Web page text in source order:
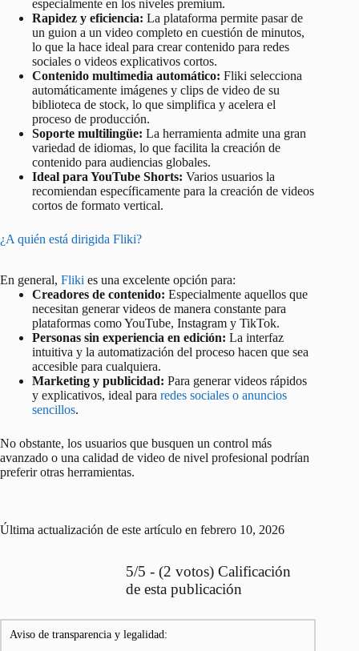
especialmente en los niveles premium.
Rapidez y eficiencia: La plataforma permite pasar de
un guion a un video completo en cuestión de minutos,
lo que la hace ideal para crear contenido para redes
sociales o videos explicativos cortos.
Contenido multimedia automático: Fliki selecciona
automáticamente imágenes y clips de video de su
biblioteca de stock, lo que simplifica y acelera el
proceso de producción.
Soporte multilingüe: La herramienta admite una gran
variedad de idiomas, lo que facilita la creación de
contenido para audiencias globales.
Ideal para YouTube Shorts: Varios usuarios la
recomiendan específicamente para la creación de videos
cortos de formato vertical.
¿A quién está dirigida Fliki?
En general, Fliki es una excelente opción para:
Creadores de contenido: Especialmente aquellos que
necesitan generar videos de manera constante para
plataformas como YouTube, Instagram y TikTok.
Personas sin experiencia en edición: La interfaz
intuitiva y la automatización del proceso hacen que sea
accesible para cualquiera.
Marketing y publicidad: Para generar videos rápidos
y explicativos, ideal para redes sociales o anuncios
sencillos.
No obstante, los usuarios que busquen un control más
avanzado o una calidad de video de nivel profesional podrían
preferir otras herramientas.
Última actualización de este artículo en febrero 10, 2026
5/5 - (2 votos) Calificación
de esta publicación
Aviso de transparencia y legalidad: